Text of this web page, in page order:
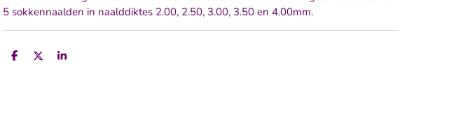
5 sokkennaalden in naalddiktes 2.00, 2.50, 3.00, 3.50 en 4.00mm.
D
D
S